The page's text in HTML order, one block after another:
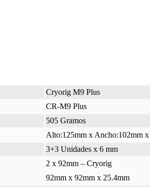
Cryorig M9 Plus
CR-M9 Plus
505 Gramos
Alto:125mm x Ancho:102mm
3+3 Unidades x 6 mm
2 x 92mm – Cryorig
92mm x 92mm x 25.4mm